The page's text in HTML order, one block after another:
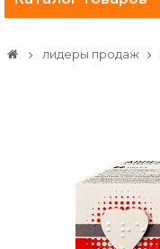
лидеры продаж